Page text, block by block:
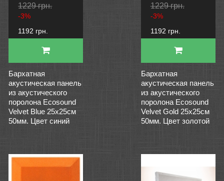
1229 грн.
-3%
1192 грн.
Бархатная
акустическая панель
из акустического
поролона Ecosound
Velvet Blue 25х25см
50мм. Цвет синий
1229 грн.
-3%
1192 грн.
Бархатная
акустическая панель
из акустического
поролона Ecosound
Velvet Gold 25х25см
50мм. Цвет золотой